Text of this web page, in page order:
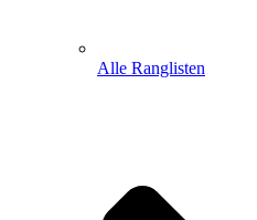
Alle Ranglisten